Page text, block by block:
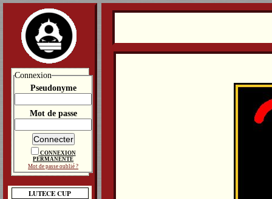
Connexion
Pseudonyme
Mot de passe
CONNEXION
PERMANENTE
Mot de passe oublié ?
LUTECE CUP